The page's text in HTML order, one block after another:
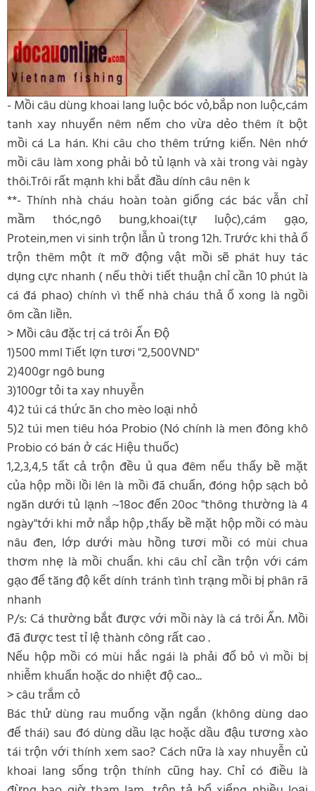
- Mồi câu dùng khoai lang luộc bóc vỏ,bắp non luộc,cám
tanh xay nhuyển nêm nếm cho vừa dẻo thêm ít bột
mồi cá La hán. Khi câu cho thêm trứng kiến. Nên nhớ
mồi câu làm xong phải bỏ tủ lạnh và xài trong vài ngày
thôi.Trôi rất mạnh khi bắt đầu dính câu nên k
**- Thính nhà cháu hoàn toàn giống các bác vẫn chỉ
mầm thóc,ngô bung,khoai(tự luộc),cám gạo,
Protein,men vi sinh trộn lẫn ủ trong 12h. Trước khi thả ổ
trộn thêm một ít mỡ động vật mồi sẽ phát huy tác
dụng cực nhanh ( nếu thời tiết thuận chỉ cần 10 phút là
cá đá phao) chính vì thế nhà cháu thả ổ xong là ngồi
ôm cần liền.
> Mồi câu đặc trị cá trôi Ấn Độ
1)500 mml Tiết lợn tươi "2,500VND"
2)400gr ngô bung
3)100gr tỏi ta xay nhuyễn
4)2 túi cá thức ăn cho mèo loại nhỏ
5)2 túi men tiêu hóa Probio (Nó chính là men đông khô
Probio có bán ở các Hiệu thuốc)
1,2,3,4,5 tất cả trộn đều ủ qua đêm nếu thấy bề mặt
của hộp mồi lồi lên là mồi đã chuẩn, đóng hộp sạch bỏ
ngăn dưới tủ lạnh ~18oc đến 20oc "thông thường là 4
ngày"tới khi mở nắp hộp ,thấy bề mặt hộp mồi có màu
nâu đen, lớp dưới màu hồng tươi mồi có mùi chua
thơm nhẹ là mồi chuẩn. khi câu chỉ cần trộn với cám
gạo để tăng độ kết dính tránh tình trạng mồi bị phân rã
nhanh
P/s: Cá thường bắt được với mồi này là cá trôi Ấn. Mồi
đã được test tỉ lệ thành công rất cao .
Nếu hộp mồi có mùi hắc ngái là phải đổ bỏ vì mồi bị
nhiễm khuẩn hoặc do nhiệt độ cao...
> câu trắm cỏ
Bác thử dùng rau muống vặn ngắn (không dùng dao
để thái) sau đó dùng dầu lạc hoặc dầu đậu tương xào
tái trộn với thính xem sao? Cách nữa là xay nhuyễn củ
khoai lang sống trộn thính cũng hay. Chỉ có điều là